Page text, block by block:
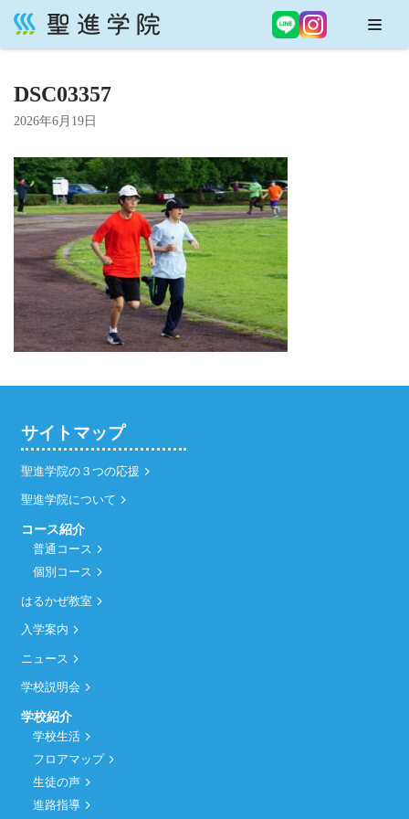
コ
テ
ン
へ
ス
キ
ッ
プ
DSC03357
2026年6月19日
サイトマップ
聖進学院の３つの応援
聖進学院について
コース紹介
普通コース
個別コース
はるかぜ教室
入学案内
ニュース
学校説明会
学校紹介
学校生活
フロアマップ
生徒の声
進路指導